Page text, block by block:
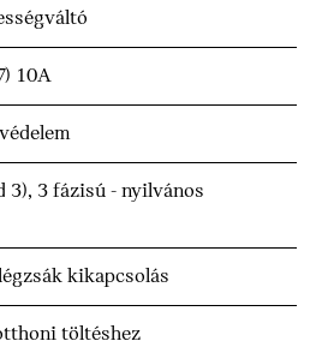
10A
3 fázisú - nyilvános
kikapcsolás
töltéshez